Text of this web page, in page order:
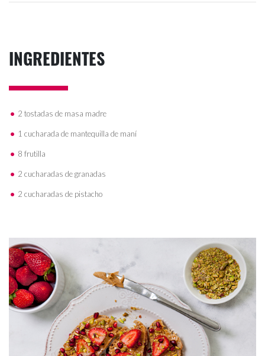
INGREDIENTES
2 tostadas de masa madre
1 cucharada de mantequilla de maní
8 frutilla
2 cucharadas de granadas
2 cucharadas de pistacho